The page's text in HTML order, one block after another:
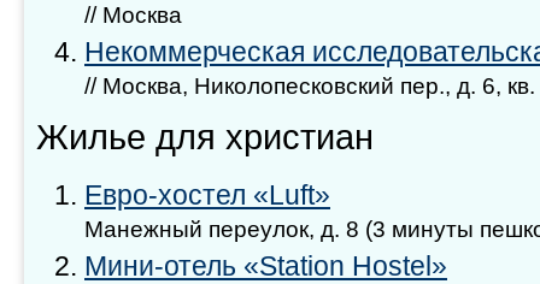
// Москва
Некоммерческая
// Москва, Николопесковский пер., д. 6,
Жилье для христиан
Евро-хостел «Luft»
Манежный переулок, д. 8 (3 минуты
Мини-отель «Station Hostel»